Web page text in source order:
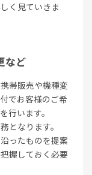
く見ていきま
など
帯販売や機種変
でお客様のご希
行います。
となります。
ったものを提案
握しておく必要